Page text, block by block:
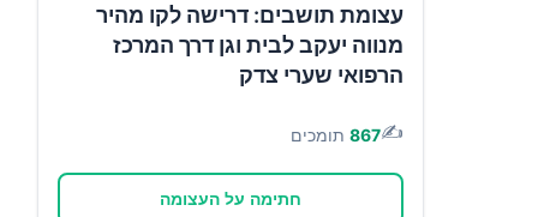
עצומת תושבים: דרישה לקו מהיר
מנווה יעקב לבית וגן דרך המרכז
הרפואי שערי צדק
✍️
867 תומכים
חתימה על העצומה